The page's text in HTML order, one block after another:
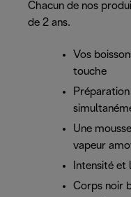
Chacun de nos
de 2 ans.
Vos
touche
Préparation
Une
vapeur
Intensité et
Corps noir